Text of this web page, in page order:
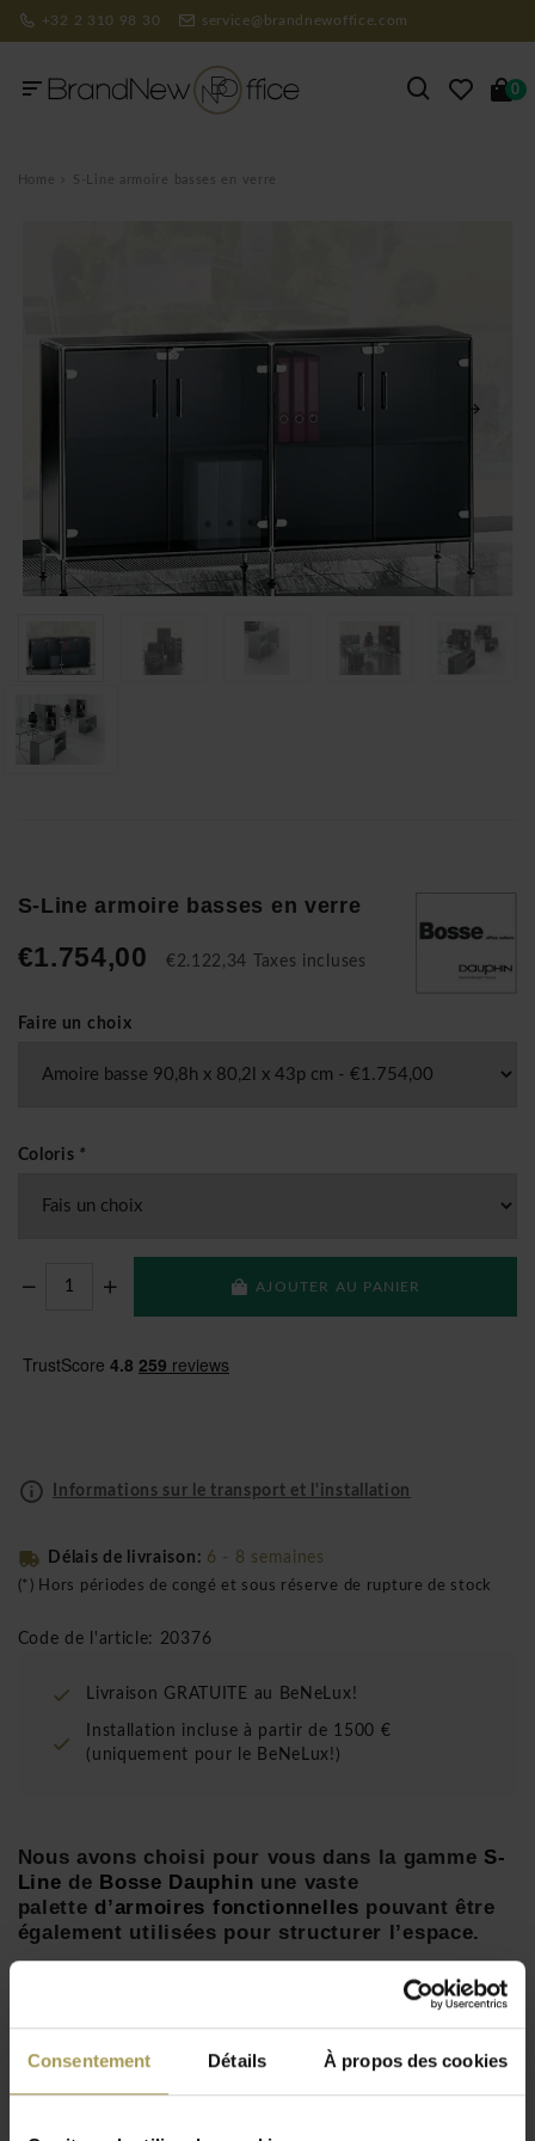
Consentement Détails À propos des cookies
+32 2 310 98 30 service@brandnewoffice.com
0
Home S-Line armoire basses en verre
S-Line armoire basses en verre
€1.754,00 €2.122,34 Taxes incluses
Faire un choix
Coloris *
AJOUTER AU PANIER
Informations sur le transport et l'installation
Délais de livraison: 6 - 8 semaines
(*) Hors périodes de congé et sous réserve de rupture de stock
Code de l'article: 20376
Livraison GRATUITE au BeNeLux!
Installation incluse à partir de 1500 €
(uniquement pour le BeNeLux!)
Nous avons choisi pour vous dans la gamme S-
Line de Bosse Dauphin une vaste
palette d’armoires fonctionnelles pouvant être
également utilisées pour structurer l’espace.
Les armoires S-Line de Dauphin s’installent facilement et le
montage des portes fermant à clé n’est pas compliqué.
en acier chromés reliés par un nœud de liaison fermé. Vous
Lire plus